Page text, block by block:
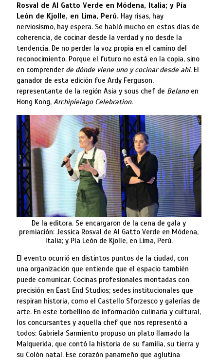
Rosval de Al Gatto Verde en Módena, Italia; y Pía
León de Kjolle, en Lima, Perú. Hay risas, hay
nerviosismo, hay espera. Se habló mucho en estos días de
coherencia, de cocinar desde la verdad y no desde la
tendencia. De no perder la voz propia en el camino del
reconocimiento. Porque el futuro no está en la copia, sino
en comprender de dónde viene uno y cocinar desde ahí. El
ganador de esta edición fue Ardy Ferguson,
representante de la región Asia y sous chef de Belano en
Hong Kong, Archipielago Celebration.
De la editora. Se encargaron de la cena de gala y
premiación: Jessica Rosval de Al Gatto Verde en Módena,
Italia; y Pía León de Kjolle, en Lima, Perú.
El evento ocurrió en distintos puntos de la ciudad, con
una organización que entiende que el espacio también
puede comunicar. Cocinas profesionales montadas con
precisión en East End Studios; sedes institucionales que
respiran historia, como el Castello Sforzesco y galerías de
arte. En este torbellino de información culinaria y cultural,
los concursantes y aquella chef que nos representó a
todos: Gabriela Sarmiento propuso un plato llamado la
Malquerida, que contó la historia de su familia, su tierra y
su Colón natal. Ese corazón panameño que aglutina